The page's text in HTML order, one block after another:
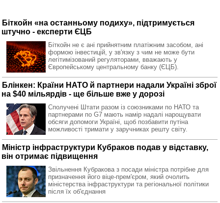
Біткойн «на останньому подиху», підтримується
штучно - експерти ЄЦБ
Біткойн не є ані прийнятним платіжним засобом, ані
формою інвестицій, у зв'язку з чим не може бути
легітимізований регуляторами, вважають у
Європейському центральному банку (ЄЦБ).
Блінкен: Країни НАТО й партнери надали Україні зброї
на $40 мільярдів - ще більше вже у дорозі
Сполучені Штати разом із союзниками по НАТО та
партнерами по G7 мають намір надалі нарощувати
обсяги допомоги Україні, щоб позбавити путіна
можливості тримати у заручниках решту світу.
Міністр інфраструктури Кубраков подав у відставку,
він отримає підвищення
Звільнення Кубракова з посади міністра потрібне для
призначення його віце-прем'єром, який очолить
міністерства інфраструктури та регіональної політики
після їх об'єднання